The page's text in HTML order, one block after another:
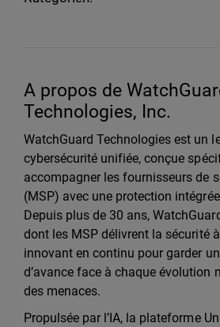
A propos de
Technologies, Inc.
WatchGuard Technologies est un
cybersécurité unifiée, conçue
accompagner les fournisseurs de
(MSP) avec une protection
Depuis plus de 30 ans,
dont les MSP délivrent la sécurité
innovant en continu pour garder
d’avance face à chaque évolution
des menaces.
Propulsée par l’IA, la plateforme